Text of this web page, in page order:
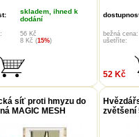
skladem, ihned k
dodání
56 Kč
8 Kč (15%)
bežná cena:
ušetříte:
52 Kč
síť proti hmyzu do
MAGIC MESH
zvětšení